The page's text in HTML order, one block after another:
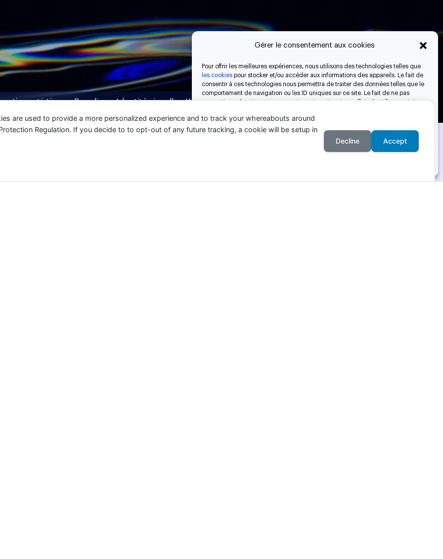
Gérer le consentement aux cookies
Pour offrir les meilleures expériences, nous utilisons des technologies telles que
les cookies pour stocker et/ou accéder aux informations des appareils. Le fait de
consentir à ces technologies nous permettra de traiter des données telles que le
comportement de navigation ou les ID uniques sur ce site. Le fait de ne pas
consentir ou de retirer son consentement peut avoir un effet négatif sur certaines
Refuser
artistique • Branding • Identité visuelle • Webdesign
are used to provide a more personalized experience and to track your whereabouts around
Regulation. If you decide to to opt-out of any future tracking, a cookie will be setup in
Decline
Accept